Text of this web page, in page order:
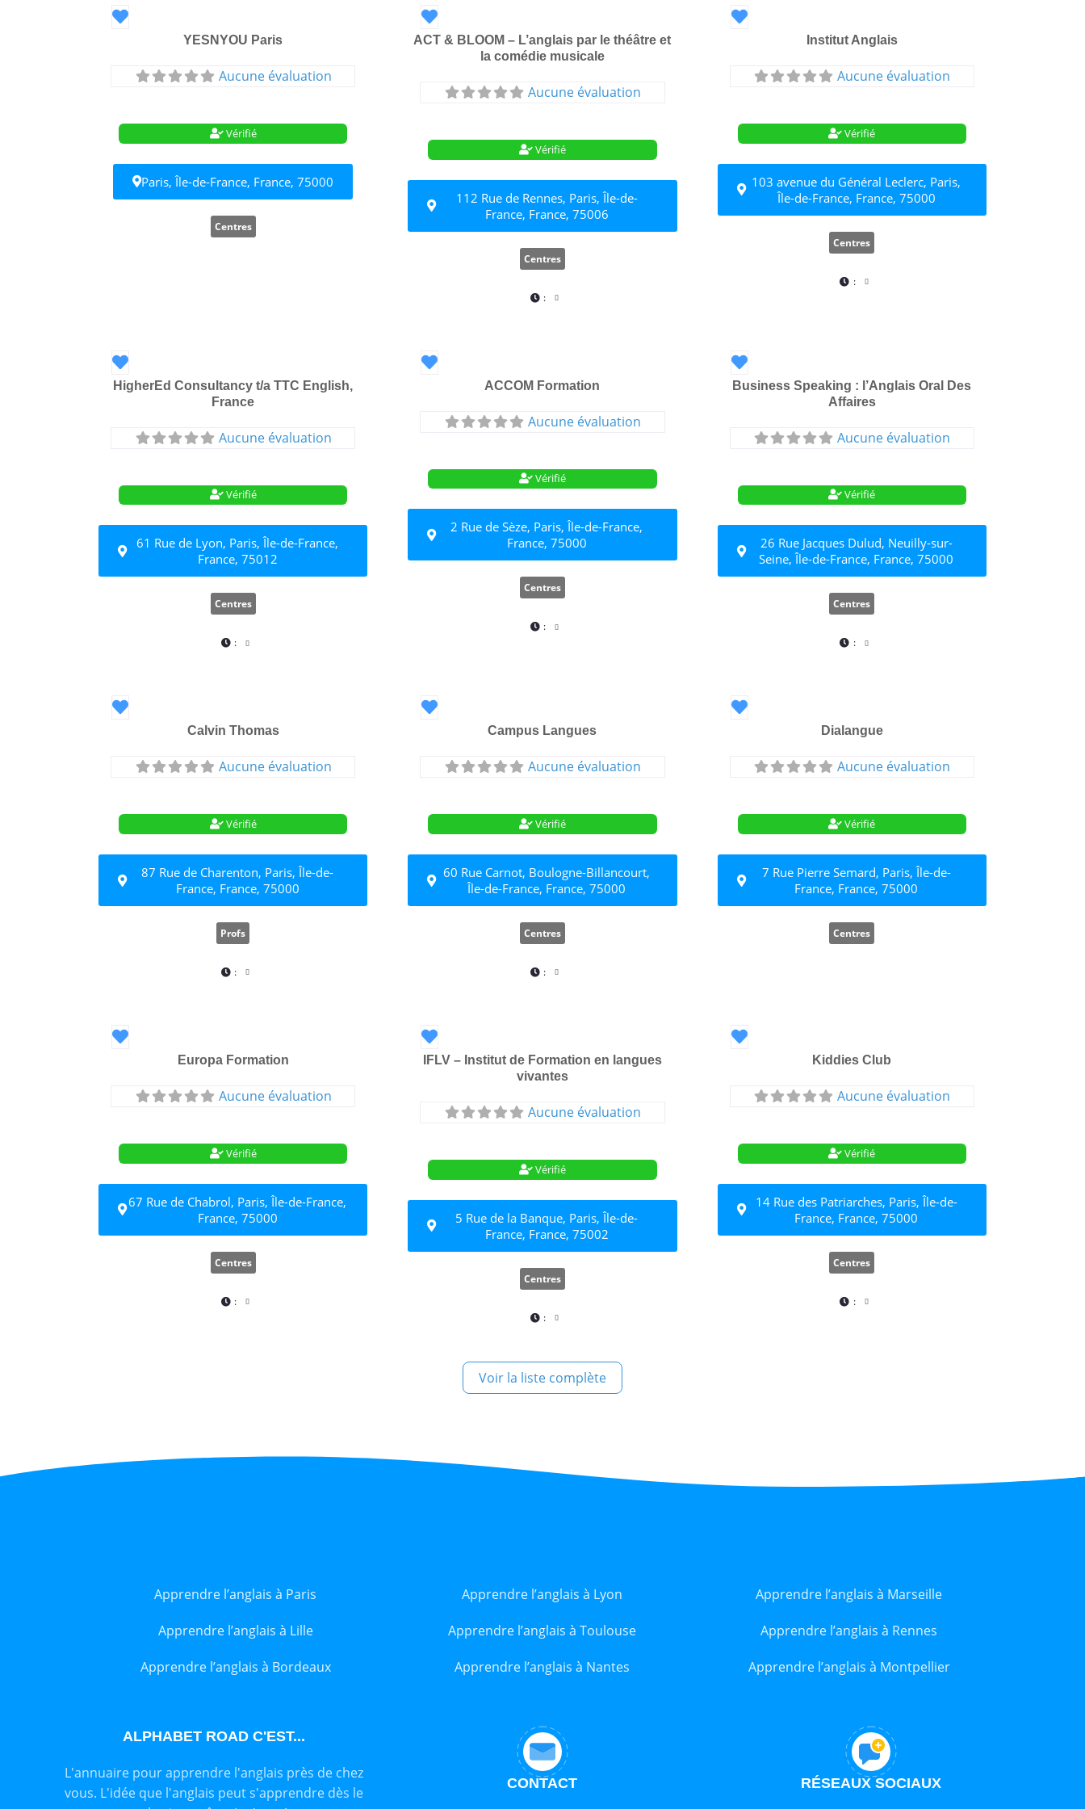
Favori
YESNYOU Paris
Aucune évaluation
Vérifié
Paris, Île-de-France, France, 75000
Centres
Favori
ACT & BLOOM – L’anglais par le théâtre et
la comédie musicale
Aucune évaluation
Vérifié
112 Rue de Rennes, Paris, Île-de-
France, France, 75006
Centres
:
Favori
Institut Anglais
Aucune évaluation
Vérifié
103 avenue du Général Leclerc, Paris,
Île-de-France, France, 75000
Centres
:
Favori
HigherEd Consultancy t/a TTC English,
France
Aucune évaluation
Vérifié
61 Rue de Lyon, Paris, Île-de-France,
France, 75012
Centres
:
Favori
ACCOM Formation
Aucune évaluation
Vérifié
2 Rue de Sèze, Paris, Île-de-France,
France, 75000
Centres
:
Favori
Business Speaking : l’Anglais Oral Des
Affaires
Aucune évaluation
Vérifié
26 Rue Jacques Dulud, Neuilly-sur-
Seine, Île-de-France, France, 75000
Centres
:
Favori
Calvin Thomas
Aucune évaluation
Vérifié
87 Rue de Charenton, Paris, Île-de-
France, France, 75000
Profs
:
Favori
Campus Langues
Aucune évaluation
Vérifié
60 Rue Carnot, Boulogne-Billancourt,
Île-de-France, France, 75000
Centres
:
Favori
Dialangue
Aucune évaluation
Vérifié
7 Rue Pierre Semard, Paris, Île-de-
France, France, 75000
Centres
Favori
Europa Formation
Aucune évaluation
Vérifié
67 Rue de Chabrol, Paris, Île-de-France,
France, 75000
Centres
:
Favori
IFLV – Institut de Formation en langues
vivantes
Aucune évaluation
Vérifié
5 Rue de la Banque, Paris, Île-de-
France, France, 75002
Centres
:
Favori
Kiddies Club
Aucune évaluation
Vérifié
14 Rue des Patriarches, Paris, Île-de-
France, France, 75000
Centres
:
Voir la liste complète
Apprendre l’anglais à Paris Apprendre l’anglais à Lyon Apprendre l’anglais à Marseille
Apprendre l’anglais à Lille Apprendre l’anglais à Toulouse Apprendre l’anglais à Rennes
Apprendre l’anglais à Bordeaux Apprendre l’anglais à Nantes Apprendre l’anglais à Montpellier
ALPHABET ROAD C'EST...
L'annuaire pour apprendre l'anglais près de chez
vous. L'idée que l'anglais peut s'apprendre dès le
CONTACT RÉSEAUX SOCIAUX